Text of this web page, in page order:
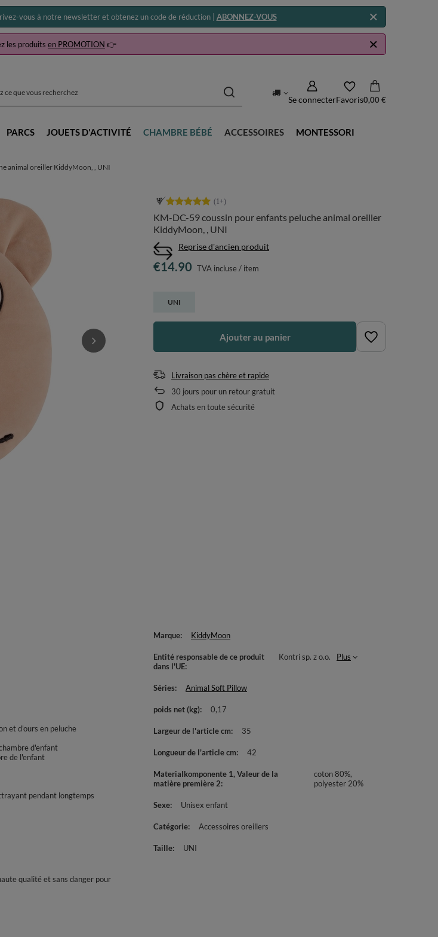
vous à notre newsletter et obtenez un code de réduction | ABONNEZ-VOUS
les produits en PROMOTION 👉
Se connecterFavoris0,00 €
PARCS JOUETS D'ACTIVITÉ CHAMBRE BÉBÉ ACCESSOIRES MONTESSORI
animal oreiller KiddyMoon, , UNI
KM-DC-59 coussin pour enfants peluche animal oreiller
KiddyMoon, , UNI
Reprise d'ancien produit
UNI
€14.90 TVA incluse/ item
Ajouter au panier
Livraison pas chère et rapide
30 jours pour un retour gratuit
Achats en toute sécurité
et d'ours en peluche
d'enfant
de l'enfant
pendant longtemps
qualité et sans danger pour
Marque KiddyMoon
Entité responsable de ce produit
dans l'UE
Kontri sp. z o.o. Plus
Séries Animal Soft Pillow
poids net (kg) 0,17
Largeur de l'article cm 35
Longueur de l'article cm 42
Materialkomponente 1, Valeur de la
matière première 2
coton 80%,
polyester 20%
Sexe Unisex enfant
Catégorie Accessoires oreillers
Taille UNI